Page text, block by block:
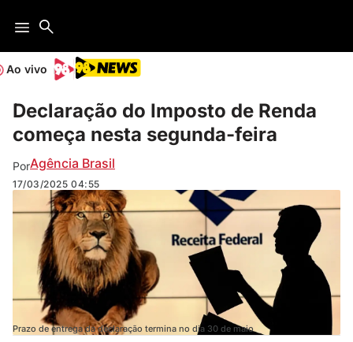
Ao vivo
Declaração do Imposto de Renda
começa nesta segunda-feira
PorAgência Brasil
17/03/2025 04:55
Prazo de entrega da declaração termina no dia 30 de maio